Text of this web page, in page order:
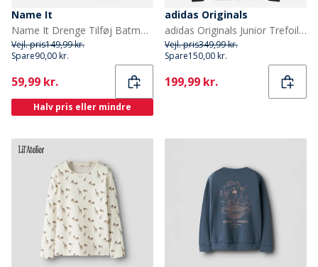
Name It
Name It Drenge Tilføj Batman T Shirt Tradewinds
Vejl. pris149,99 kr.
Spare90,00 kr.
Current
59,99 kr.
Halv pris eller mindre
adidas Originals
adidas Originals Junior Trefoil Løs Pasform Fuld Zip Hættetrøje Sort
Vejl. pris349,99 kr.
Spare150,00 kr.
Current
199,99 kr.